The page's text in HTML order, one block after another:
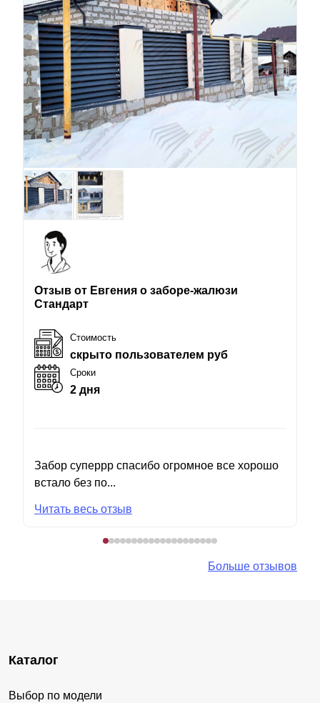
Отзыв от Евгения о заборе-жалюзи
Стандарт
Стоимость
скрыто пользователем руб
Сроки
2 дня
Забор суперрр спасибо огромное все хорошо
встало без по...
Читать весь отзыв
Больше отзывов
Каталог
Выбор по модели